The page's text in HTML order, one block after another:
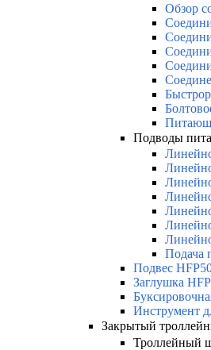
Обзор
Подводы
Подача
Подвес
Заглушка
Инструмент
Закрытый
Троллейный